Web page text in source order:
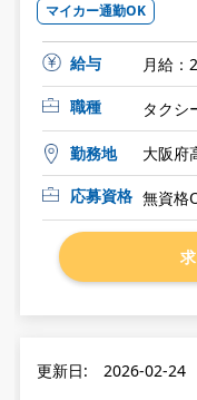
マイカー通勤OK
給与
月給：
職種
タクシ
勤務地
大阪府
応募資格 無資格
更新日: 2026-02-24